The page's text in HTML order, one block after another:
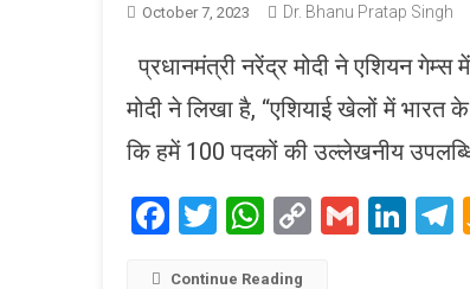
October 7, 2023 Dr. Bhanu Pratap Singh
प्रधानमंत्री नरेंद्र मोदी ने एशियन
मोदी ने लिखा है, “एशियाई खेलों में भारत
कि हमें 100 पदकों की उल्लेखनीय
Facebook
Twitter
WhatsApp
CopyGmail
Continue Reading